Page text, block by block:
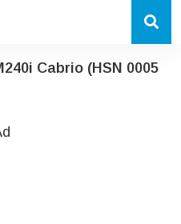
Cabrio (HSN 0005